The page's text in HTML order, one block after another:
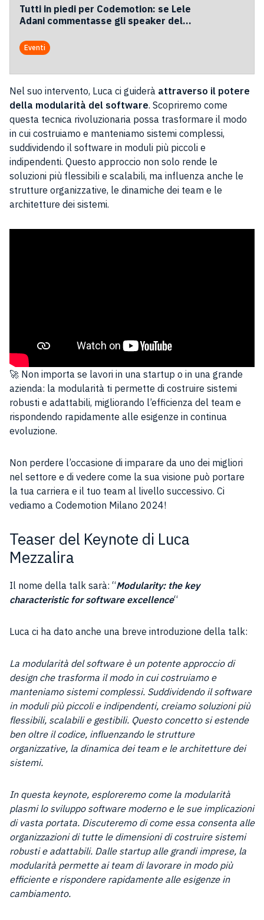
Tutti in piedi per Codemotion: se Lele
Adani commentasse gli speaker del
Eventi
Nel suo intervento, Luca ci guiderà attraverso il potere
della modularità del software. Scopriremo come
questa tecnica rivoluzionaria possa trasformare il modo
in cui costruiamo e manteniamo sistemi complessi,
suddividendo il software in moduli più piccoli e
indipendenti. Questo approccio non solo rende le
soluzioni più flessibili e scalabili, ma influenza anche le
strutture organizzative, le dinamiche dei team e le
architetture dei sistemi.
🚀 Non importa se lavori in una startup o in una grande
azienda: la modularità ti permette di costruire sistemi
robusti e adattabili, migliorando l’efficienza del team e
rispondendo rapidamente alle esigenze in continua
evoluzione.
Non perdere l’occasione di imparare da uno dei migliori
nel settore e di vedere come la sua visione può portare
la tua carriera e il tuo team al livello successivo. Ci
vediamo a Codemotion Milano 2024!
Teaser del Keynote di Luca
Mezzalira
Il nome della talk sarà: “Modularity: the key
characteristic for software excellence“
Luca ci ha dato anche una breve introduzione della talk:
La modularità del software è un potente approccio di
design che trasforma il modo in cui costruiamo e
manteniamo sistemi complessi. Suddividendo il software
in moduli più piccoli e indipendenti, creiamo soluzioni più
flessibili, scalabili e gestibili. Questo concetto si estende
ben oltre il codice, influenzando le strutture
organizzative, la dinamica dei team e le architetture dei
sistemi.
In questa keynote, esploreremo come la modularità
plasmi lo sviluppo software moderno e le sue implicazioni
di vasta portata. Discuteremo di come essa consenta alle
organizzazioni di tutte le dimensioni di costruire sistemi
robusti e adattabili. Dalle startup alle grandi imprese, la
modularità permette ai team di lavorare in modo più
efficiente e rispondere rapidamente alle esigenze in
cambiamento.